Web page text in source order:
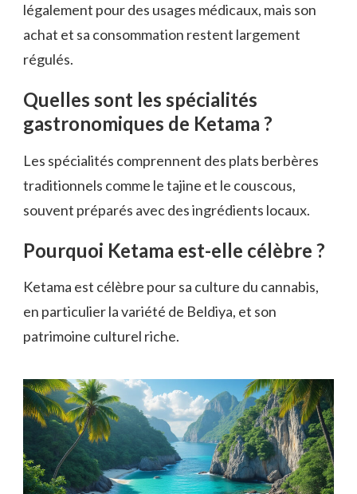
légalement pour des usages médicaux, mais son
achat et sa consommation restent largement
régulés.
Quelles sont les spécialités
gastronomiques de Ketama ?
Les spécialités comprennent des plats berbères
traditionnels comme le tajine et le couscous,
souvent préparés avec des ingrédients locaux.
Pourquoi Ketama est-elle célèbre ?
Ketama est célèbre pour sa culture du cannabis,
en particulier la variété de Beldiya, et son
patrimoine culturel riche.